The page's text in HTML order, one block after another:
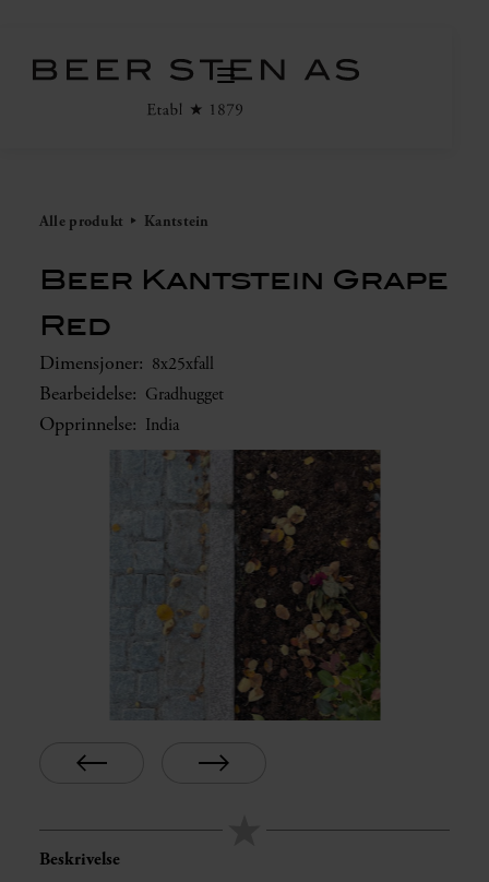
Alle produkt Kantstein
Beer Kantstein Grape
Red
Dimensjoner: 8x25xfall
Bearbeidelse: Gradhugget
Opprinnelse: India
Beskrivelse